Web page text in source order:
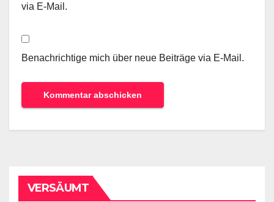
via E-Mail.
Benachrichtige mich über neue Beiträge via E-Mail.
VERSÄUMT